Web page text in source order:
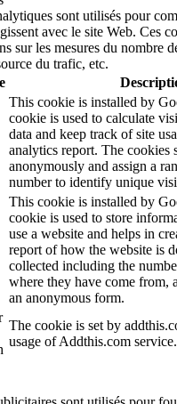
sont utilisés pour
avec le site Web. Ces
sur les mesures du nombre
du trafic, etc.
This cookie is installed by
cookie is used to calculate
data and keep track of site
analytics report. The cookies
anonymously and assign a
number to identify unique
This cookie is installed by
cookie is used to store
use a website and helps in
report of how the website is
collected including the
where they have come from,
an anonymous form.
The cookie is set by
usage of Addthis.com service.